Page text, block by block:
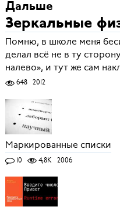
Дальше
Зеркальные
Помню, в школе меня
делал всё не в ту
налево», и тут же сам
648 2012
Маркированные списки
10 4,8K 2006